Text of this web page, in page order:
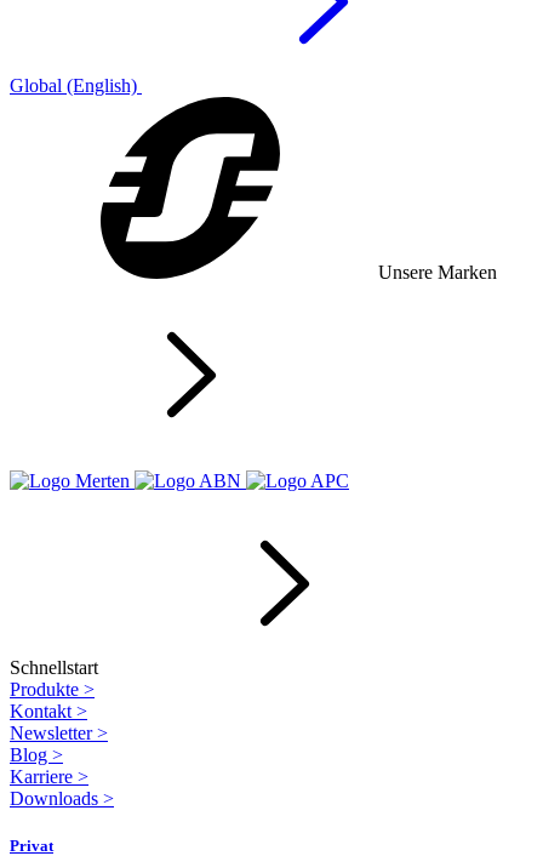
Global (English)
Unsere Marken
Schnellstart
Produkte >
Kontakt >
Newsletter>
Blog >
Karriere >
Downloads >
Privat